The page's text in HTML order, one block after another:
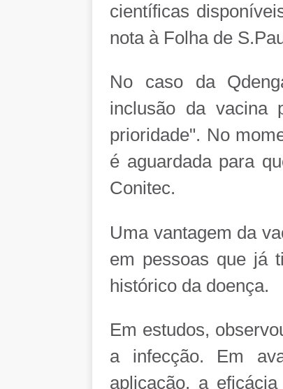
científicas
nota à Folha de
No caso da
inclusão da vacina
prioridade". No
é aguardada para
Conitec.
Uma vantagem da
em pessoas que já
histórico da doença.
Em estudos,
a infecção. Em
aplicação, a